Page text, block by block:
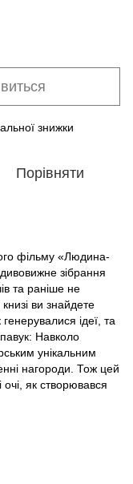
знижки
Порівняти
фільму «Людина-
зібрання
та раніше не
ви знайдете
ідеї, та
Навколо
унікальним
нагороди. Тож цей
як створювався